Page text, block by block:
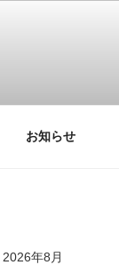
お知らせ
2026年8月